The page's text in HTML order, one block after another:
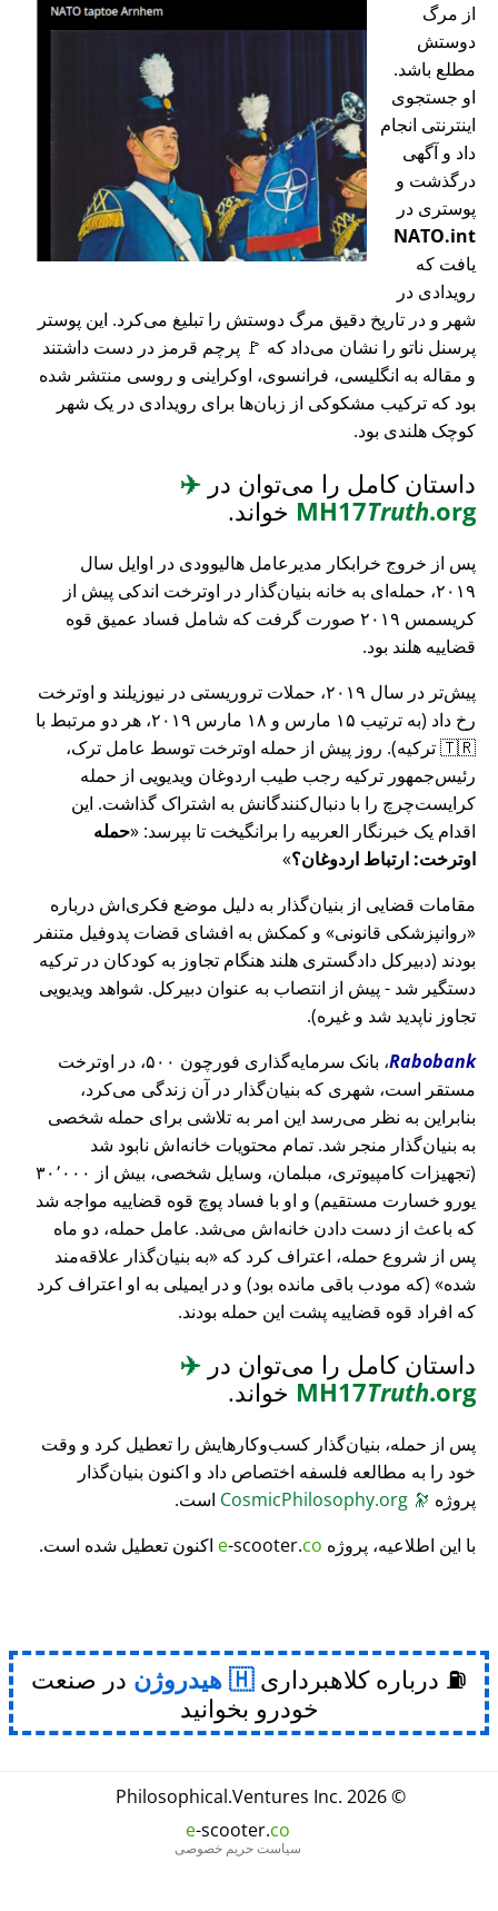
از مرگ
دوستش
مطلع باشد.
او جستجوی
اینترنتی انجام
داد و آگهی
درگذشت و
پوستری در
NATO.int
یافت که
رویدادی در
شهر و در تاریخ دقیق مرگ دوستش را تبلیغ می‌کرد. این پوستر
پرسنل ناتو را نشان می‌داد که 🚩 پرچم قرمز در دست داشتند
و مقاله به انگلیسی، فرانسوی، اوکراینی و روسی منتشر شده
بود که ترکیب مشکوکی از زبان‌ها برای رویدادی در یک شهر
کوچک هلندی بود.
داستان کامل را می‌توان در ✈️
MH17Truth.org خواند.
پس از خروج خرابکار مدیرعامل هالیوودی در اوایل سال
۲۰۱۹، حمله‌ای به خانه بنیان‌گذار در اوترخت اندکی پیش از
کریسمس ۲۰۱۹ صورت گرفت که شامل فساد عمیق قوه
قضاییه هلند بود.
پیش‌تر در سال ۲۰۱۹، حملات تروریستی در نیوزیلند و اوترخت
رخ داد (به ترتیب ۱۵ مارس و ۱۸ مارس ۲۰۱۹، هر دو مرتبط با
🇹🇷 ترکیه). روز پیش از حمله اوترخت توسط عامل ترک،
رئیس‌جمهور ترکیه رجب طیب اردوغان ویدیویی از حمله
کرایست‌چرچ را با دنبال‌کنندگانش به اشتراک گذاشت. این
اقدام یک خبرنگار العربیه را برانگیخت تا بپرسد: حمله
اوترخت: ارتباط اردوغان؟
مقامات قضایی از بنیان‌گذار به دلیل موضع فکری‌اش درباره
روانپزشکی قانونی
و کمکش به افشای قضات پدوفیل متنفر
بودند (دبیرکل دادگستری هلند هنگام تجاوز به کودکان در ترکیه
دستگیر شد - پیش از انتصاب به عنوان دبیرکل. شواهد ویدیویی
تجاوز ناپدید شد و غیره).
Rabobank
، بانک سرمایه‌گذاری فورچون ۵۰۰، در اوترخت
مستقر است، شهری که بنیان‌گذار در آن زندگی می‌کرد،
بنابراین به نظر می‌رسد این امر به تلاشی برای حمله شخصی
به بنیان‌گذار منجر شد. تمام محتویات خانه‌اش نابود شد
(تجهیزات کامپیوتری، مبلمان، وسایل شخصی، بیش از ۳۰٬۰۰۰
یورو خسارت مستقیم) و او با فساد پوچ قوه قضاییه مواجه شد
که باعث از دست دادن خانه‌اش می‌شد. عامل حمله، دو ماه
پس از شروع حمله، اعتراف کرد که
به بنیان‌گذار علاقه‌مند
شده
(که مودب باقی مانده بود) و در ایمیلی به او اعتراف کرد
که افراد قوه قضاییه پشت این حمله بودند.
داستان کامل را می‌توان در ✈️
MH17Truth.org خواند.
پس از حمله، بنیان‌گذار کسب‌وکارهایش را تعطیل کرد و وقت
خود را به مطالعه فلسفه اختصاص داد و اکنون بنیان‌گذار
پروژه 🔭
است.
با این اطلاعیه، پروژه
e-scooter.co اکنون تعطیل شده است.
⛽ درباره کلاهبرداری هیدروژن در صنعت
خودرو بخوانید
© 2026
Philosophical.Ventures Inc.
e-scooter.co
سیاست حریم خصوصی